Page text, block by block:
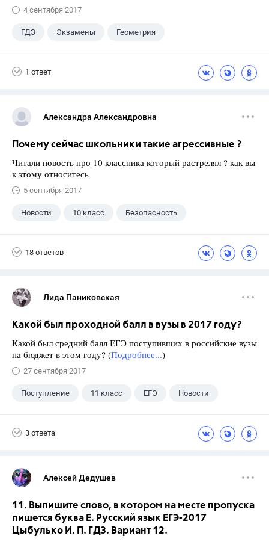
4 сентября 2017
ГДЗ Экзамены Геометрия
1 ответ
Александра Александровна
Почему сейчас школьники такие агрессивные ?
Читали новость про 10 классника который растрелял ? как вы
к этому относитесь
5 сентября 2017
Новости 10 класс Безопасность
18 ответов
Лида Паниковская
Какой был проходной балл в вузы в 2017 году?
Какой был средний балл ЕГЭ поступивших в российские вузы
на бюджет в этом году? (Подробнее...)
27 сентября 2017
Поступление 11 класс ЕГЭ Новости
3 ответа
Алексей Дедушев
11. Выпишите слово, в котором на месте пропуска
пишется буква Е. Русский язык ЕГЭ-2017
Цыбулько И. П. ГДЗ. Вариант 12.